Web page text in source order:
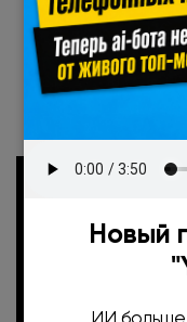
Новый